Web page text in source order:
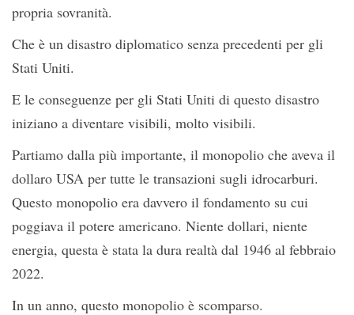
propria sovranità.
Che è un disastro diplomatico senza precedenti per gli
Stati Uniti.
E le conseguenze per gli Stati Uniti di questo disastro
iniziano a diventare visibili, molto visibili.
Partiamo dalla più importante, il monopolio che aveva il
dollaro USA per tutte le transazioni sugli idrocarburi.
Questo monopolio era davvero il fondamento su cui
poggiava il potere americano. Niente dollari, niente
energia, questa è stata la dura realtà dal 1946 al febbraio
2022.
In un anno, questo monopolio è scomparso.